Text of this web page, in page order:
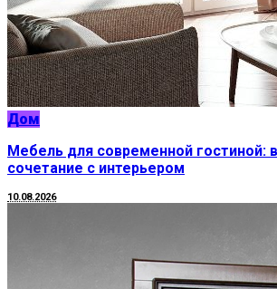
Дом
Мебель для современной гостиной:
сочетание с интерьером
10.08.2026